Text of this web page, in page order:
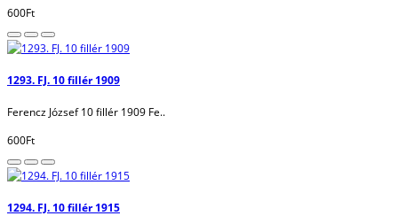
600Ft
1293. FJ. 10 fillér 1909
Ferencz József 10 fillér 1909 Fe..
600Ft
1294. FJ. 10 fillér 1915